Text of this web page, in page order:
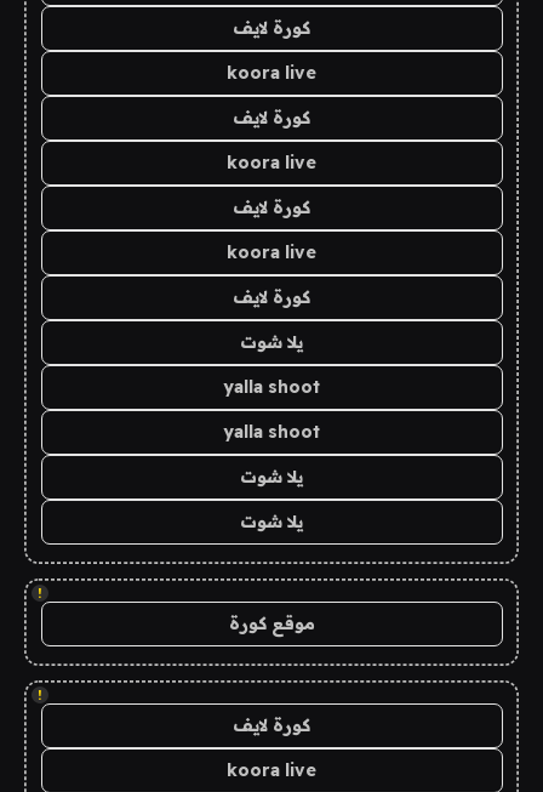
كورة لايف
koora live
كورة لايف
koora live
كورة لايف
koora live
كورة لايف
يلا شوت
yalla shoot
yalla shoot
يلا شوت
يلا شوت
!
موقع كورة
!
كورة لايف
koora live